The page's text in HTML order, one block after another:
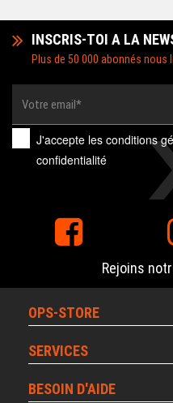
INSCRIS-TOI A LA
Plus de 50 000 abonnés nous
J'accepte lesconditions
confidentialité
Rejoins
OPS-STORE
SERVICES
BESOIN D'AIDE